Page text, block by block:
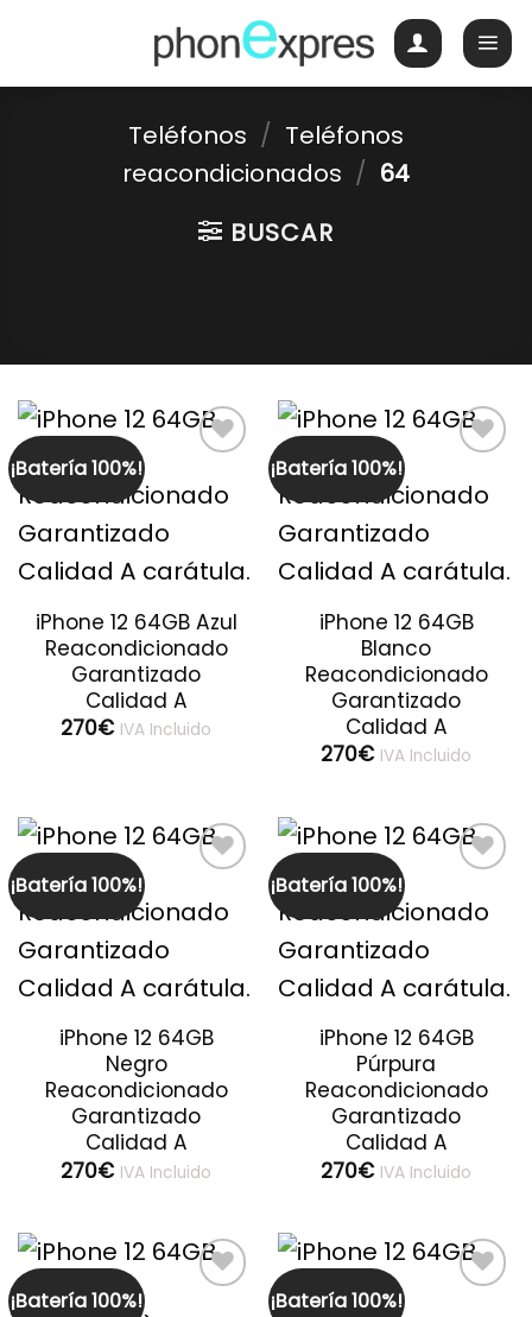
content
Teléfonos / Teléfonos
reacondicionados / 64
BUSCAR
¡Batería 100%!
iPhone 12 64GB Azul
Reacondicionado
Garantizado
Calidad A
270€ IVA Incluido
¡Batería 100%!
iPhone 12 64GB
Blanco
Reacondicionado
Garantizado
Calidad A
270€ IVA Incluido
¡Batería 100%!
iPhone 12 64GB
Negro
Reacondicionado
Garantizado
Calidad A
270€ IVA Incluido
¡Batería 100%!
iPhone 12 64GB
Púrpura
Reacondicionado
Garantizado
Calidad A
270€ IVA Incluido
¡Batería 100%! ¡Batería 100%!